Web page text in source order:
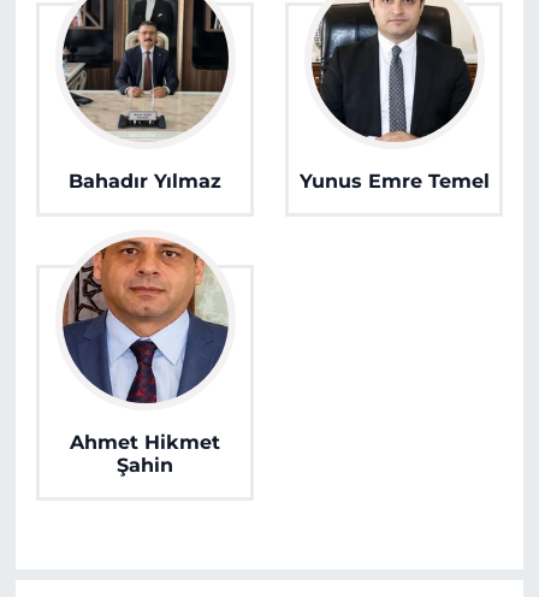
Bahadır Yılmaz Yunus Emre Temel
Ahmet Hikmet
Şahin